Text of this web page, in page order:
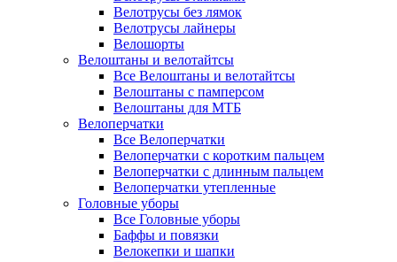
Велотрусы без лямок
Велотрусы лайнеры
Велошорты
Велоштаны и велотайтсы
Все Велоштаны и велотайтсы
Велоштаны с памперсом
Велоштаны для МТБ
Велоперчатки
Все Велоперчатки
Велоперчатки с коротким пальцем
Велоперчатки с длинным пальцем
Велоперчатки утепленные
Головные уборы
Все Головные уборы
Баффы и повязки
Велокепки и шапки